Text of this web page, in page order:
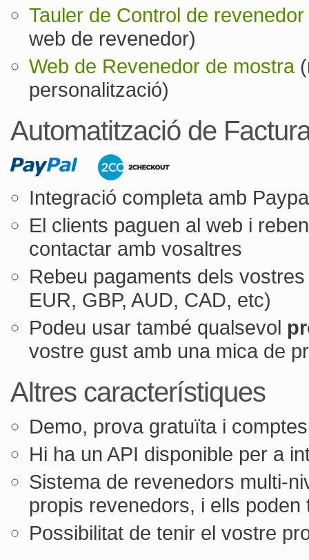
Tauler de Control de revenedor
web de revenedor)
Web de Revenedor de mostra
personalització)
Automatització de
Integració completa amb
El clients paguen al web i
contactar amb vosaltres
Rebeu pagaments dels
EUR, GBP, AUD, CAD, etc)
Podeu usar també qualsevol
vostre gust amb una mica de
Altres característiques
Demo, prova gratuïta i
Hi ha un API disponible per a
Sistema de revenedors multi-
propis revenedors, i ells
Possibilitat de tenir el vostre